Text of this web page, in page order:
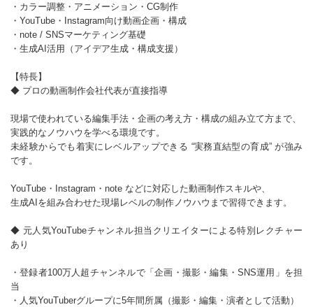
・カラー調整・アニメーション・CG制作
・YouTube・Instagram向け動画企画・構成
・note / SNSマーケティング基礎
・生成AI活用（アイデア生成・構成支援）
【特長】
◆ プロの動画制作会社代表が直接指導
現場で使われている編集手法・企画の考え方・構成の組み立て方まで、
実践的なノウハウを学べる環境です。
未経験からでも着実にレベルアップできる “実務直結型の育成” が強み
です。
YouTube・Instagram・note などに対応した動画制作スキルや、
生成AIを組み合わせた現場レベルの制作ノウハウまで習得できます。
◆ 元人気YouTubeチャンネル担当クリエイターによる特別レクチャー
あり
・登録者100万人超チャンネルで「企画・撮影・編集・SNS運用」を担
当
・人気YouTuberグループに5年間所属（撮影・編集・演者として活動）